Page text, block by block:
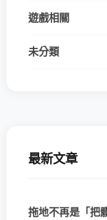
遊戲相關
未分類
最新文章
拖地不再是「把